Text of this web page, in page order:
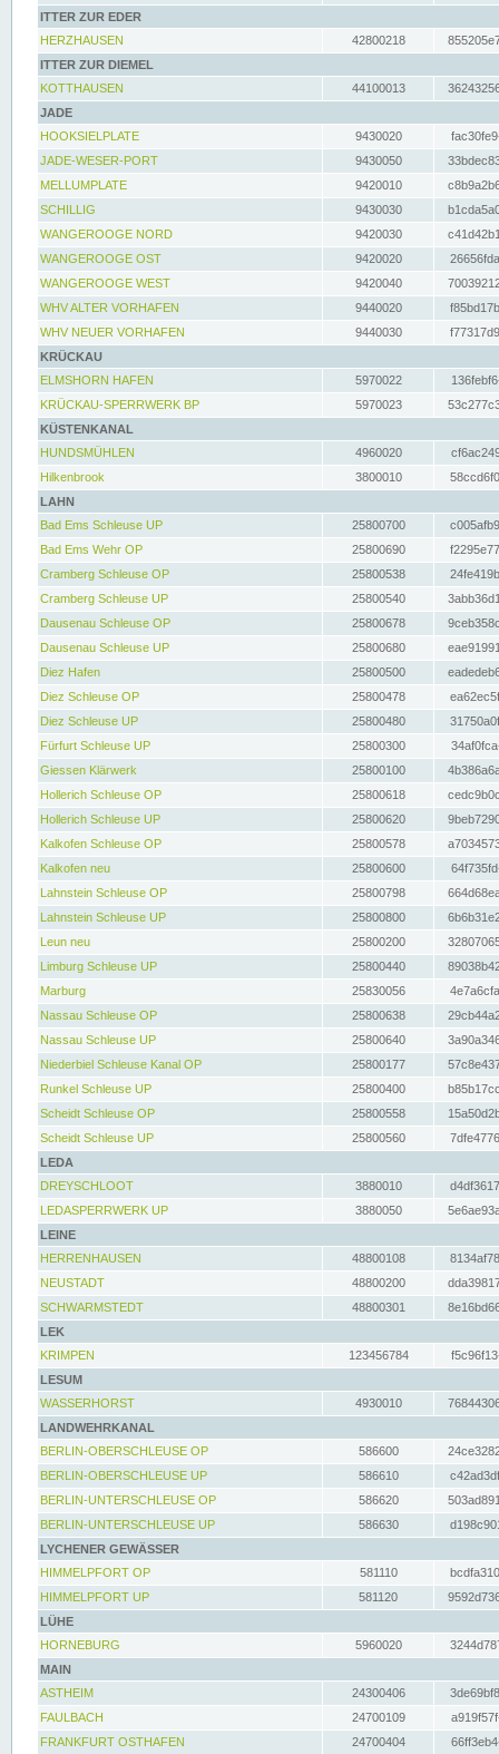
ITTER ZUR EDER
HERZHAUSEN
42800218
ITTER ZUR DIEMEL
KOTTHAUSEN
44100013
JADE
HOOKSIELPLATE
9430020
JADE-WESER-PORT
9430050
MELLUMPLATE
9420010
SCHILLIG
9430030
WANGEROOGE NORD
9420030
WANGEROOGE OST
9420020
WANGEROOGE WEST
9420040
WHV ALTER VORHAFEN
9440020
WHV NEUER VORHAFEN
9440030
KRÜCKAU
ELMSHORN HAFEN
5970022
KRÜCKAU-SPERRWERK BP
5970023
KÜSTENKANAL
HUNDSMÜHLEN
4960020
Hilkenbrook
3800010
LAHN
Bad Ems Schleuse UP
25800700
Bad Ems Wehr OP
25800690
Cramberg Schleuse OP
25800538
Cramberg Schleuse UP
25800540
Dausenau Schleuse OP
25800678
Dausenau Schleuse UP
25800680
Diez Hafen
25800500
Diez Schleuse OP
25800478
Diez Schleuse UP
25800480
Fürfurt Schleuse UP
25800300
Giessen Klärwerk
25800100
Hollerich Schleuse OP
25800618
Hollerich Schleuse UP
25800620
Kalkofen Schleuse OP
25800578
Kalkofen neu
25800600
Lahnstein Schleuse OP
25800798
Lahnstein Schleuse UP
25800800
Leun neu
25800200
Limburg Schleuse UP
25800440
Marburg
25830056
Nassau Schleuse OP
25800638
Nassau Schleuse UP
25800640
Niederbiel Schleuse Kanal OP
25800177
Runkel Schleuse UP
25800400
Scheidt Schleuse OP
25800558
Scheidt Schleuse UP
25800560
LEDA
DREYSCHLOOT
3880010
LEDASPERRWERK UP
3880050
LEINE
HERRENHAUSEN
48800108
NEUSTADT
48800200
SCHWARMSTEDT
48800301
LEK
KRIMPEN
123456784
LESUM
WASSERHORST
4930010
LANDWEHRKANAL
BERLIN-OBERSCHLEUSE OP
586600
BERLIN-OBERSCHLEUSE UP
586610
BERLIN-UNTERSCHLEUSE OP
586620
BERLIN-UNTERSCHLEUSE UP
586630
LYCHENER GEWÄSSER
HIMMELPFORT OP
581110
HIMMELPFORT UP
581120
LÜHE
HORNEBURG
5960020
MAIN
ASTHEIM
24300406
FAULBACH
24700109
FRANKFURT OSTHAFEN
24700404